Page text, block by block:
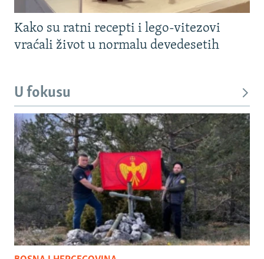
Kako su ratni recepti i lego-vitezovi
vraćali život u normalu devedesetih
U fokusu